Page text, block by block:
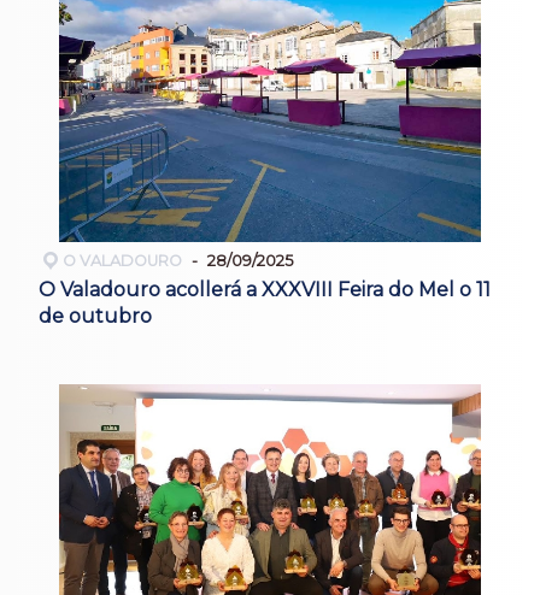
O VALADOURO 28/09/2025
O Valadouro acollerá a XXXVIII Feira do Mel o 11
de outubro